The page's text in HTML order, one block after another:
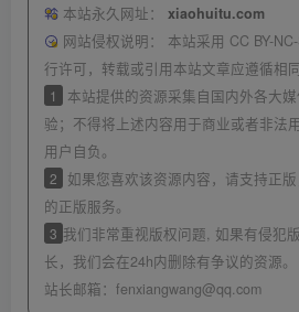
本站永久网址：
xiaohuitu.com
网站侵权说明：
本站采用 CC BY-
行许可，转载或引用本站文章应遵循相同
1
本站提供的资源采集自国内外各大
验；不得将上述内容用于商业或者非法
用户自负。
2
如果您喜欢该资源内容，请支持正
的正版服务。
3 我们非常重视版权问题, 如果有侵犯
长，我们会在24h内删除有争议的资源。
站长邮箱： fenxiangwang@qq.com